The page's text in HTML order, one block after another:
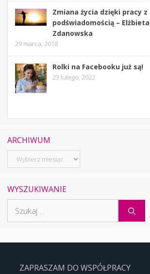
Zmiana życia dzięki pracy z
podświadomością –
Zdanowska
29 marca, 2018
Rolki na Facebooku już są!
23 lutego, 2022
ARCHIWUM
Archiwum
WYSZUKIWANIE
ZAPRASZAM DO WSPÓŁPRACY